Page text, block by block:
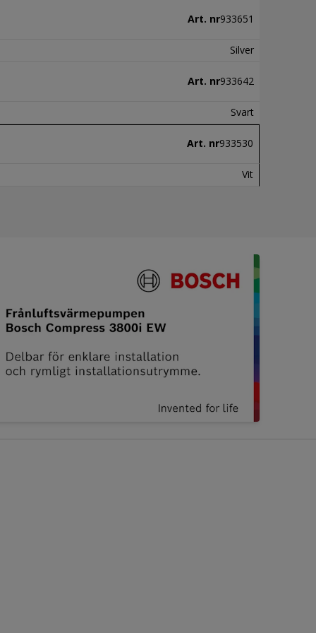
Art. nr933651
Silver
Art. nr933642
Svart
Art. nr933530
Vit